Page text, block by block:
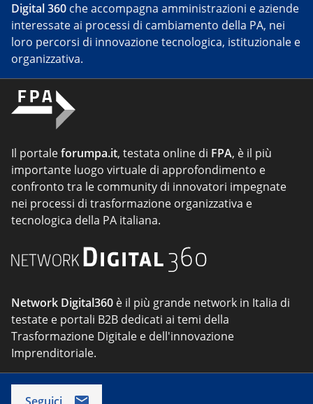
Digital 360 che accompagna amministrazioni e aziende
interessate ai processi di cambiamento della PA, nei
loro percorsi di innovazione tecnologica, istituzionale e
organizzativa.
Il portaleforumpa.it, testata online di FPA, è il più
importante luogo virtuale di approfondimento e
confronto tra le community di innovatori impegnate
nei processi di trasformazione organizzativa e
tecnologica della PA italiana.
Network Digital360 è il più grande network in Italia di
testate e portali B2B dedicati ai temi della
Trasformazione Digitale e dell'innovazione
Imprenditoriale.